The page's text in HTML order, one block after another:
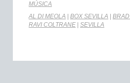
MÚSICA
AL DI MEOLA
BOX SEVILLA
RAVI COLTRANE
SEVILLA